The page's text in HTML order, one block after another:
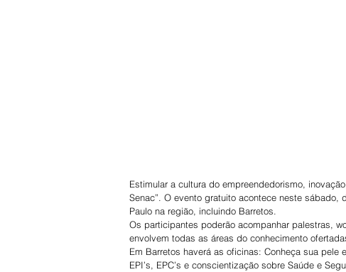
Estimular a cultura do empreendedorismo,
Senac”. O evento gratuito acontece neste
Paulo na região, incluindo Barretos.
Os participantes poderão acompanhar palestras,
envolvem todas as áreas do conhecimento
Em Barretos haverá as oficinas: Conheça sua
EPI’s, EPC’s e conscientização sobre Saúde e